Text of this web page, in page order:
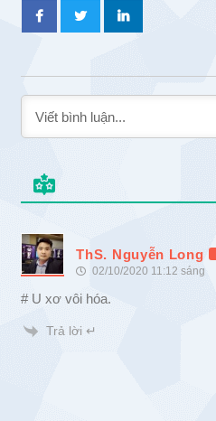
ThS. Nguyễn Long
02/10/2020 11:12 sáng
# U xơ vôi hóa.
Trả lời ↵